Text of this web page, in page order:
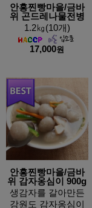
안흥찐빵마을/금바
위 곤드레나물전병
1.2㎏(10개)
17,000원
안흥찐빵마을/금바
위 감자옹심이 900g
생감자를 갈아만든
강원도 감자옹심이